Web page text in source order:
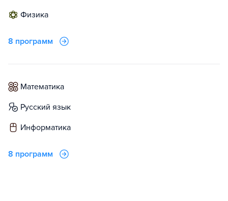
физика
8 программ
математика
русский язык
информатика
8 программ